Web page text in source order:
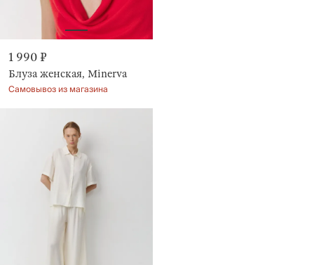
1 990 ₽
Блуза женская, Minerva
Самовывоз из магазина